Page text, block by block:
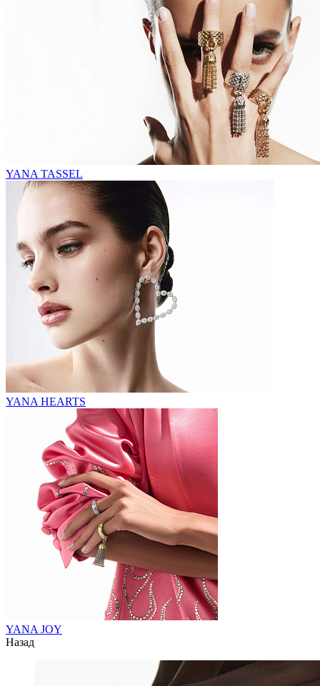
YANA TASSEL
YANA HEARTS
YANA JOY
Назад